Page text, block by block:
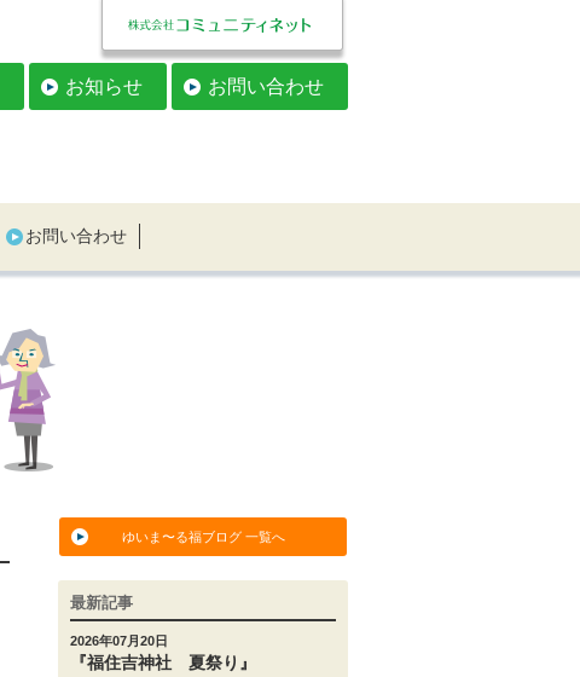
お知らせ お問い合わせ
お問い合わせ
ゆいま〜る福ブログ 一覧へ
最新記事
2026年07月20日
『福住吉神社 夏祭り』